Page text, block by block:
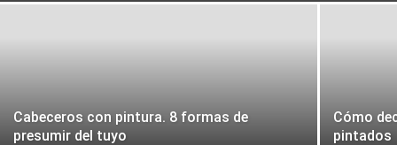
Cabeceros con pintura. 8 formas de
presumir del tuyo
Cómo
pintados